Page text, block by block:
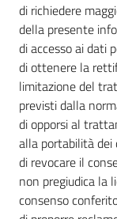
di richiedere
della presente
di accesso ai dati
di ottenere la
limitazione del
previsti dalla
di opporsi al
alla portabilità dei
di revocare il
non pregiudica la
consenso